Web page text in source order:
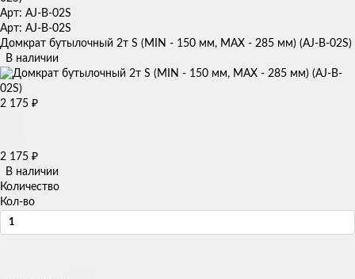
Арт: AJ-B-02S
Арт: AJ-B-02S
Домкрат бутылочный 2т S (MIN - 150 мм, MAX - 285 мм) (AJ-B-02S)
В наличии
2 175 ₽
2 175 ₽
В наличии
Количество
Кол-во